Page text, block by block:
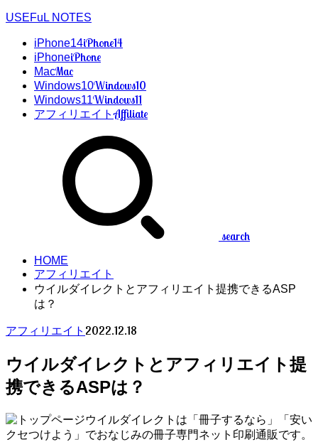
USEFuL NOTES
iPhone14iPhone14
iPhoneiPhone
MacMac
Windows10Windows10
Windows11Windows11
アフィリエイトAffiliate
search
HOME
アフィリエイト
ウイルダイレクトとアフィリエイト提携できるASP
は？
アフィリエイト 2022.12.18
ウイルダイレクトとアフィリエイト提
携できるASPは？
ウイルダイレクトは「冊子するなら」「安い
クセつけよう」でおなじみの冊子専門ネット印刷通販です。